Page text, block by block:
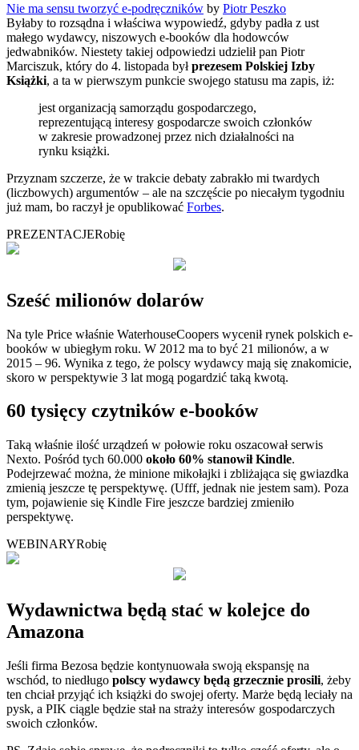
Nie ma sensu tworzyć e-podręczników by Piotr Peszko
Byłaby to rozsądna i właściwa wypowiedź, gdyby padła z ust
małego wydawcy, niszowych e-booków dla hodowców
jedwabników. Niestety takiej odpowiedzi udzielił pan Piotr
Marciszuk, który do 4. listopada byłprezesem Polskiej Izby
Książki, a ta w pierwszym punkcie swojego statusu ma zapis, iż:
jest organizacją samorządu gospodarczego,
reprezentującą interesy gospodarcze swoich członków
w zakresie prowadzonej przez nich działalności na
rynku książki.
Przyznam szczerze, że w trakcie debaty zabrakło mi twardych
(liczbowych) argumentów – ale na szczęście po niecałym tygodniu
już mam, bo raczył je opublikować Forbes.
PREZENTACJERobię
Sześć milionów dolarów
Na tyle Price właśnie WaterhouseCoopers wycenił rynek polskich e-
booków w ubiegłym roku. W 2012 ma to być 21 milionów, a w
2015 – 96. Wynika z tego, że polscy wydawcy mają się znakomicie,
skoro w perspektywie 3 lat mogą pogardzić taką kwotą.
60 tysięcy czytników e-booków
Taką właśnie ilość urządzeń w połowie roku oszacował serwis
Nexto. Pośród tych 60.000 około 60% stanowił Kindle.
Podejrzewać można, że minione mikołajki i zbliżająca się gwiazdka
zmienią jeszcze tę perspektywę. (Ufff, jednak nie jestem sam). Poza
tym, pojawienie się Kindle Fire jeszcze bardziej zmieniło
perspektywę.
WEBINARYRobię
Wydawnictwa będą stać w kolejce do
Amazona
Jeśli firma Bezosa będzie kontynuowała swoją ekspansję na
wschód, to niedługo polscy wydawcy będą grzecznie prosili, żeby
ten chciał przyjąć ich książki do swojej oferty. Marże będą leciały na
pysk, a PIK ciągle będzie stał na straży interesów gospodarczych
swoich członków.